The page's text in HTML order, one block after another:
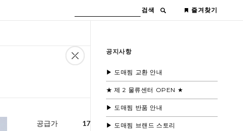
검색 즐겨찾기
공지사항
▶ 도매찜 교환 안내
★ 제 2 물류센터 OPEN ★
▶ 도매찜 반품 안내
▶ 도매찜 브랜드 스토리
공급가 17,000원(부가세별도)